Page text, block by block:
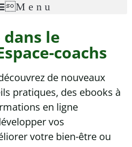
le
coachs
de nouveaux
pratiques, des ebooks à
en ligne
vos
votre bien-être ou